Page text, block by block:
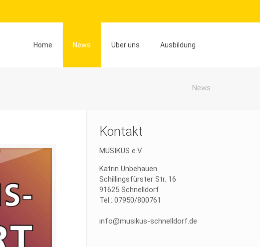
Home News Über uns Ausbildung
News
Kontakt
MUSIKUS e.V.
Katrin Unbehauen
Schillingsfürster Str. 16
91625 Schnelldorf
Tel.: 07950/800761
info@musikus-schnelldorf.de